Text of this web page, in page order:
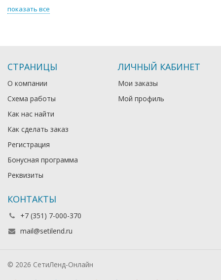
показать все
СТРАНИЦЫ
О компании
Схема работы
Как нас найти
Как сделать заказ
Регистрация
Бонусная программа
Реквизиты
ЛИЧНЫЙ КАБИНЕТ
Мои заказы
Мой профиль
КОНТАКТЫ
+7 (351) 7-000-370
mail@setilend.ru
© 2026 СетиЛенд-Онлайн